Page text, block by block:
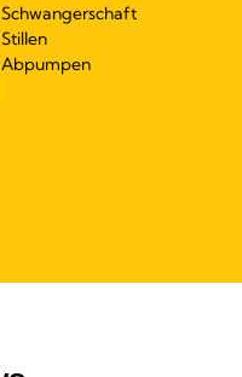
Schwangerschaft
Stillen
Abpumpen